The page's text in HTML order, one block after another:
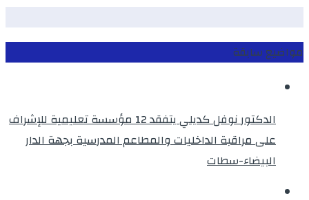
مواضيع سابقة
الدكتور نوفل كديلي يتفقد 12 مؤسسة تعليمية للإشراف
على مراقبة الداخليات والمطاعم المدرسية بجهة الدار
البيضاء-سطات